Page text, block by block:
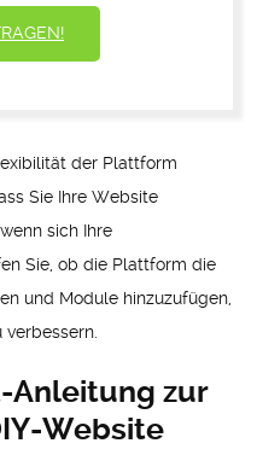
der Plattform
Sie Ihre Website
sich Ihre
Sie, ob die Plattform die
und Module hinzuzufügen,
zur
Website